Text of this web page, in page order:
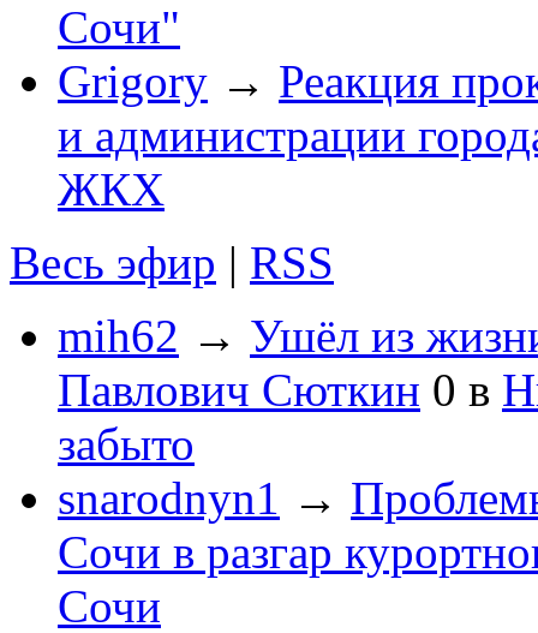
Сочи"
Grigory → Реакция
и администрации
ЖКХ
Весь эфир | RSS
mih62 → Ушёл из
Павлович Сюткин 0 в
забыто
snarodnyn1 →
Сочи в разгар
Сочи